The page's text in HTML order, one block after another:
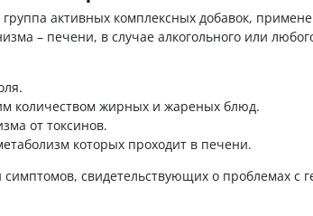
активных комплексных добавок,
– печени, в случае алкогольного или любого
количеством жирных и жареных блюд.
от токсинов.
которых проходит в печени.
свидетельствующих о проблемах с